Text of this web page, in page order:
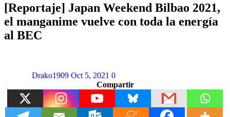
[Reportaje] Japan Weekend Bilbao 2021,
el manganime vuelve con toda la energía
al BEC
Drako1909 Oct 5, 2021 0
Compartir